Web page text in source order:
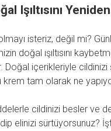
Işıltısını
isteriz, değil mi?
doğal ışıltısını
Doğal içerikleriyle cildinizi
krem tam olarak ne
cildinizi besler ve
elinizi sürtüyorsunuz?